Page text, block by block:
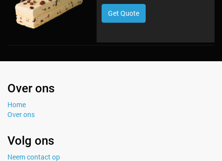
Get Quote
Over ons
Home
Over ons
Volg ons
Neem contact op